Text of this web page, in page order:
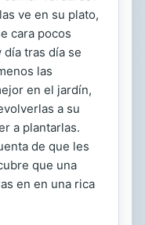
ve en su plato,
cara pocos
día tras día se
las
en el jardín,
a su
a plantarlas.
de que les
que una
en en una rica